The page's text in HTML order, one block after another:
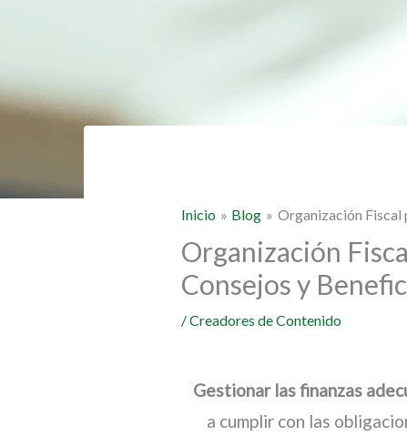
Inicio Blog Organización Fiscal
Organización
Consejos y
/Creadores de Contenido
Gestionar las finanzas
a cumplir con las